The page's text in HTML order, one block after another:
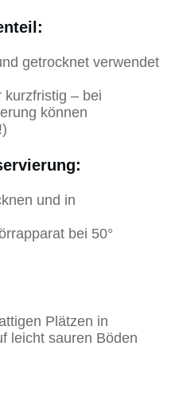
:
getrocknet verwendet
kurzfristig – bei
können
und in
bei 50°
Plätzen in
leicht sauren Böden